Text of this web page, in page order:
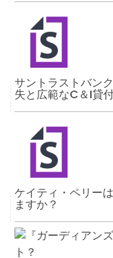
サントラストバン
失と広範なC＆I貸
ケイティ・ペリー
ますか？